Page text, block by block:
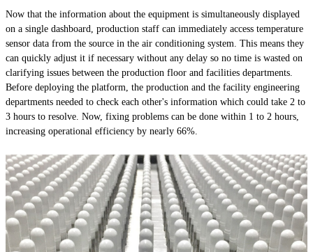
Now that the information about the equipment is simultaneously displayed
on a single dashboard, production staff can immediately access temperature
sensor data from the source in the air conditioning system. This means they
can quickly adjust it if necessary without any delay so no time is wasted on
clarifying issues between the production floor and facilities departments.
Before deploying the platform, the production and the facility engineering
departments needed to check each other's information which could take 2 to
3 hours to resolve. Now, fixing problems can be done within 1 to 2 hours,
increasing operational efficiency by nearly 66%.